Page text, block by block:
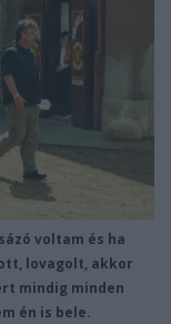
voltam és ha
lovagolt, akkor
mindig minden
én is bele.